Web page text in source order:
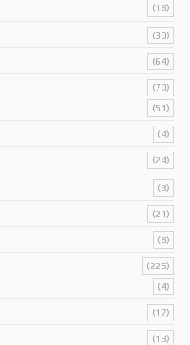
(18)
(39)
(64)
(79)
(51)
(4)
(24)
(3)
(21)
(8)
(225)
(4)
(17)
(13)